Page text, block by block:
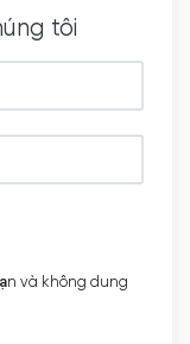
tôi
và không dung